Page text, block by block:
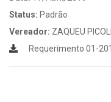
Status: Padrão
Vereador: ZAQUEU PICOLI
Requerimento 01-